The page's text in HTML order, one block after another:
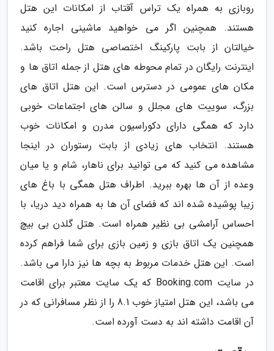
روبازی به همراه یک تراس آقتاب از امکانات این هتل
هستند. همچنین اگر می خواهید ماشینی اجاره کنید
خیالتان از بابت پارکینگ اختصاصی هتل راحت باشد.
اینترنت رایگان در تمام محوطه های هتل از جمله اتاق ها و
مکان های عمومی در دسترس است. این هتل اتاق های
بزرگ، سوییت های مجلل و سالن های اجتماعات خوبی
دارد که همگی دارای دکوراسیون مدرن و امکانات خوب
هستند. انتخاب های زیادی از بابت رستوران در اینجا
مشاهده می کنید که می توانید برای ناهار، شام و یا میان
وعده از آن ها بهره ببرید. اطراف هتل همگی با باغ های
زیبا پوشیده شده اند که فضای آن ها به همراه دید دریا، با
احساس آرامشی بی نظیر همراه است. هتل گلدن بی بیچ
همچنین یک اتاق بازی و زمین بازی برای شما فراهم کرده
است. این هتل خدمات مربوط به بچه ها نیز دارا می باشد.
در سایت Booking.com که یک سایت معتبر برای اقامت
می باشد، این هتل امتیاز خوب 8.1 را از نظر مسافرانی که در
آن اقامت داشته اند به دست آورده است.